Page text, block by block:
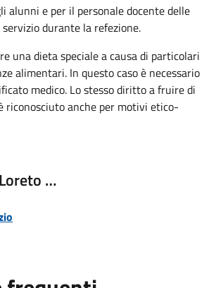
alunni e per il personale docente delle
durante la refezione.
una dieta speciale a causa di particolari
alimentari. In questo caso è necessario
medico. Lo stesso diritto a fruire di
riconosciuto anche per motivi etico-
…